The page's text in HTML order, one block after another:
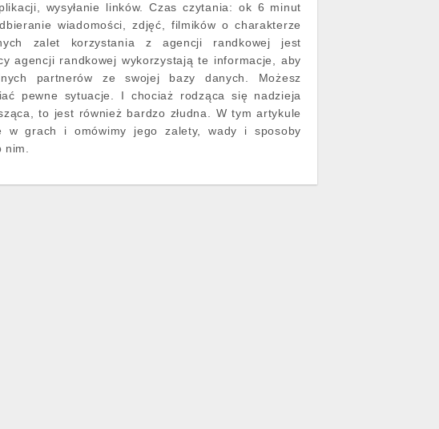
wysyłanie linków. Czas czytania: ok 6 minut
wiadomości, zdjęć, filmików o charakterze
zalet korzystania z agencji randkowej jest
agencji randkowej wykorzystają te informacje, aby
partnerów ze swojej bazy danych. Możesz
pewne sytuacje. I chociaż rodząca się nadzieja
to jest również bardzo złudna. W tym artykule
w grach i omówimy jego zalety, wady i sposoby